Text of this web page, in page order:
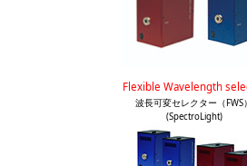
Flexible Wavelength
波長可変セレクター（FWS）
(SpectroLight)